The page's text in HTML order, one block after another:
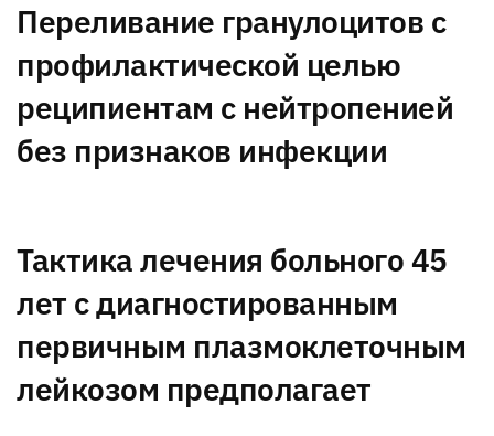
Переливание гранулоцитов с
профилактической целью
реципиентам с нейтропенией
без признаков инфекции
Тактика лечения больного 45
лет с диагностированным
первичным плазмоклеточным
лейкозом предполагает